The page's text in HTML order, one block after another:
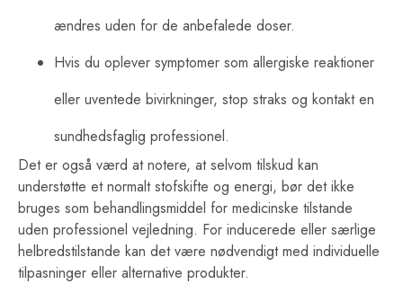
ændres uden for de anbefalede doser.
Hvis du oplever symptomer som allergiske reaktioner
eller uventede bivirkninger, stop straks og kontakt en
sundhedsfaglig professionel.
Det er også værd at notere, at selvom tilskud kan
understøtte et normalt stofskifte og energi, bør det ikke
bruges som behandlingsmiddel for medicinske tilstande
uden professionel vejledning. For inducerede eller særlige
helbredstilstande kan det være nødvendigt med individuelle
tilpasninger eller alternative produkter.